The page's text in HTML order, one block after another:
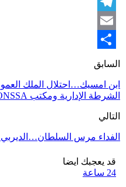
Telegram
Email
Share
السابق
ابن امسيك…احتلال الملك
الشرطة الإدارية ومكتب ONSSA الغائب
التالي
الفداء مرس
قد يعجبك ايضا
24 ساعة